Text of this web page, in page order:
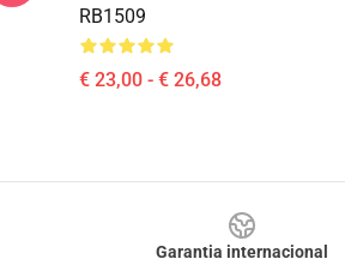
RB1509
€ 23,00 - € 26,68
Garantia internacional